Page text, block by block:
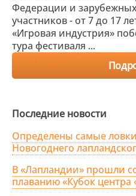
Федерации и зарубежных
участников - от 7 до 17
«Игровая индустрия»
тура фестиваля ...
Последние новости
Определены самые
Новогоднего
В «Лапландии» прошли
плаванию «Кубок центра